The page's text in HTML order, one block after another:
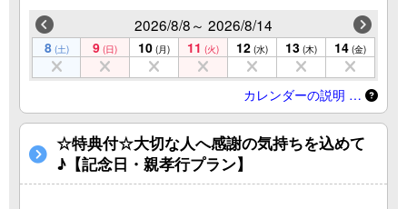
2026/8/8～ 2026/8/14
8 (土) 9 (日) 10 (月) 11 (火) 12 (水) 13 (木) 14 (金)
カレンダーの説明 …
☆特典付☆大切な人へ感謝の気持ちを込めて
♪【記念日・親孝行プラン】